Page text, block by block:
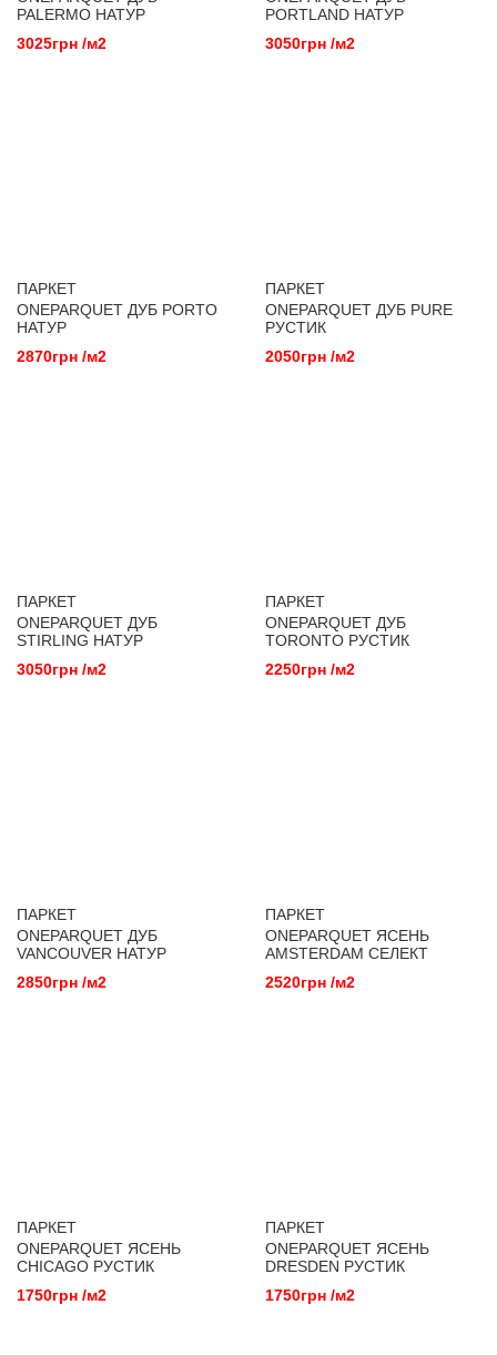
PALERMO НАТУР
3025грн /м2
PORTLAND НАТУР
3050грн /м2
ПАРКЕТ
ONEPARQUET ДУБ PORTO
НАТУР
2870грн /м2
ПАРКЕТ
ONEPARQUET ДУБ PURE
РУСТИК
2050грн /м2
ПАРКЕТ
ONEPARQUET ДУБ
STIRLING НАТУР
3050грн /м2
ПАРКЕТ
ONEPARQUET ДУБ
TORONTO РУСТИК
2250грн /м2
ПАРКЕТ
ONEPARQUET ДУБ
VANCOUVER НАТУР
2850грн /м2
ПАРКЕТ
ONEPARQUET ЯСЕНЬ
AMSTERDAM СЕЛЕКТ
2520грн /м2
ПАРКЕТ
ONEPARQUET ЯСЕНЬ
CHICAGO РУСТИК
1750грн /м2
ПАРКЕТ
ONEPARQUET ЯСЕНЬ
DRESDEN РУСТИК
1750грн /м2